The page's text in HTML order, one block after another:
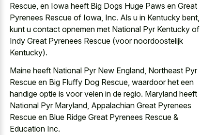
Rescue, en Iowa heeft Big Dogs Huge Paws en Great
Pyrenees Rescue of Iowa, Inc. Als u in Kentucky bent,
kunt u contact opnemen met National Pyr Kentucky of
Indy Great Pyrenees Rescue (voor noordoostelijk
Kentucky).
Maine heeft National Pyr New England, Northeast Pyr
Rescue en Big Fluffy Dog Rescue, waardoor het een
handige optie is voor velen in de regio. Maryland heeft
National Pyr Maryland, Appalachian Great Pyrenees
Rescue en Blue Ridge Great Pyrenees Rescue &
Education Inc.